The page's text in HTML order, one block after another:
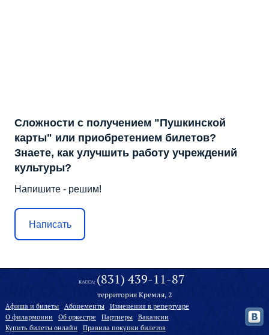
Сложности с получением "Пушкинской
карты" или приобретением билетов?
Знаете, как улучшить работу учреждений
культуры?
Напишите - решим!
Написать
КАССА: (831) 439-11-87
территория Кремля, 2
Афиша и билеты Абонементы
Изменения в репертуаре
О филармонии
Oб оркестре Партнеры
Вакансии
Купить билеты онлайн
Правила покупки билетов